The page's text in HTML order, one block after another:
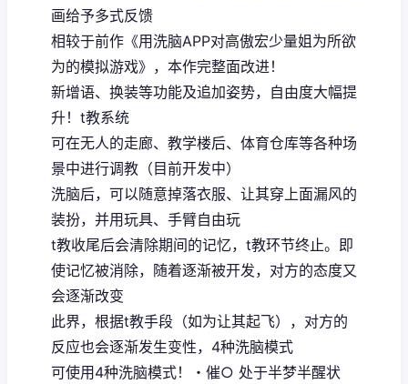
画给予多式反馈
相较于前作《用洗脑APP对高傲宏少量姐为所欲
为的模拟游戏》，本作完整面改进！
新增语、换装等功能及追加姿势，自由度大幅提
升！t教系统
可在无人的走廊、教学楼后、体育仓库等各种场
景中进行调教（目前开发中）
洗脑后，可以随意掉落衣服、让其穿上面漏风的
装扮，并用玩具、手臂自由玩
t教收尾后会清除期间的记忆，t教环节终止。即
使记忆被消除，随着逐渐被开发，对方的态度又
会逐渐改变
此界，根据t教手段（如为让其起飞），对方的
反应也会逐渐发生变性，4种洗脑模式
可使用4种洗脑模式！・催○ 处于半梦半醒状